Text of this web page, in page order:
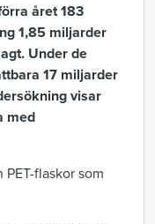
året 183
1,85 miljarder
Under de
17 miljarder
visar
med
flaskor som